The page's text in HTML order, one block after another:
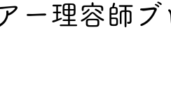
ー理容師ブ